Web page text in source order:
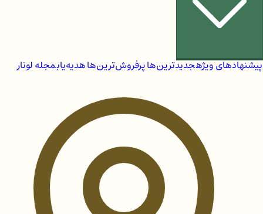
پیشنهادهای ویژهجدیدترین‌هاپرفروش‌ترین‌هاهدیه‌یابمجله لونار